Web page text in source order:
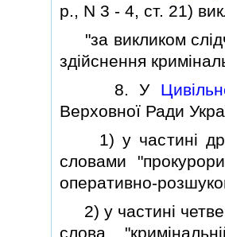
р., N 3 - 4, ст. 21)
"за викликом
здiйснення
8. У
Верховної Ради
1) у частинi
словами
оперативно-
2) у частинi
слова